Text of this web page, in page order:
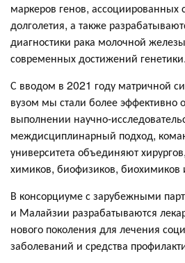
маркеров генов, ассоциированных
долголетия, а также
диагностики рака молочной
современных достижений генетики.
С вводом в 2021 году матричной
вузом мы стали более эффективно
выполнении научно-
междисциплинарный подход,
университета объединяют
химиков, биофизиков, биохимиков
В консорциуме с зарубежными
и Малайзии разрабатываются
нового поколения для лечения
заболеваний и средства